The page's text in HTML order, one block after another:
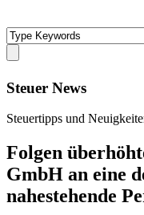
Steuer News
Steuertipps und
Folgen
GmbH an eine
nahestehende